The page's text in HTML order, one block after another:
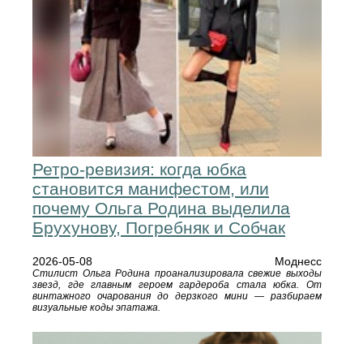
Ретро-ревизия: когда юбка
становится манифестом, или
почему Ольга Родина выделила
Брухунову, Погребняк и Собчак
2026-05-08 Моднесс
Стилист Ольга Родина проанализировала свежие выходы
звезд, где главным героем гардероба стала юбка. От
винтажного очарования до дерзкого мини — разбираем
визуальные коды эпатажа.